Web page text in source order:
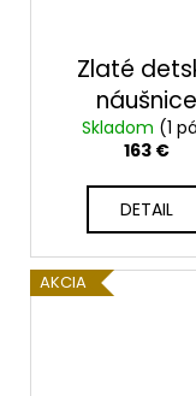
Zlaté
náušnice
2319/B/Z
Skladom (1
163 €
DETAIL
AKCIA